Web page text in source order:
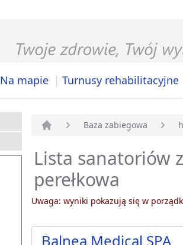
Na mapie | Turnusy rehabilitacyjne
Baza zabiegowa
Lista sanatoriów
perełkowa
Uwaga: wyniki pokazują się w
Balnea Medical SPA